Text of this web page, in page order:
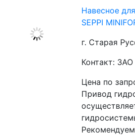
Навесное
SEPPI
г. Старая
Контакт:
Цена по
Привод